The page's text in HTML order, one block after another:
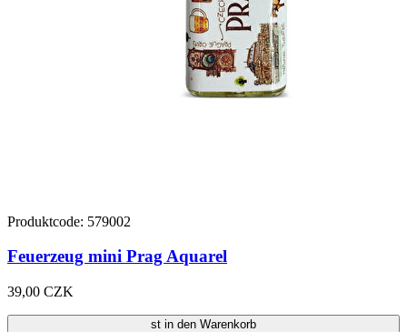
Produktcode: 579002
Feuerzeug mini Prag Aquarel
39,00 CZK
st in den Warenkorb